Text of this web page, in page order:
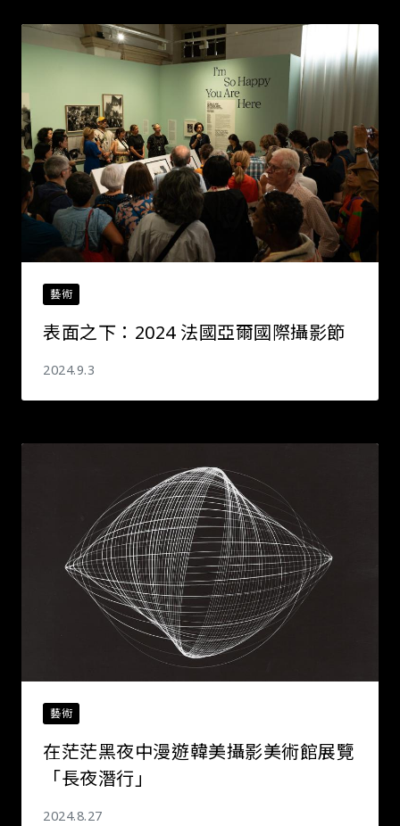
藝術
表面之下：2024 法國亞爾國際攝影節
2024.9.3
藝術
在茫茫黑夜中漫遊――韓美攝影美術館展覽
「長夜潛行」
2024.8.27